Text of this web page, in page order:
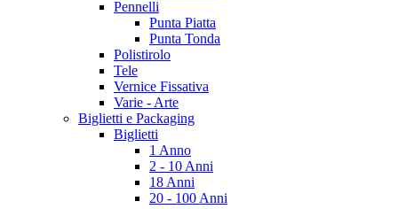
Pennelli
Punta Piatta
Punta Tonda
Polistirolo
Tele
Vernice Fissativa
Varie - Arte
Biglietti e Packaging
Biglietti
1 Anno
2 - 10 Anni
18 Anni
20 - 100 Anni